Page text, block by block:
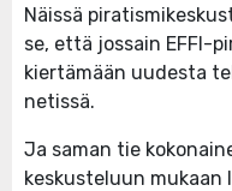
Näissä
se, että jossain EFFI-
kiertämään uudesta
netissä.
Ja saman tie
keskusteluun mukaan